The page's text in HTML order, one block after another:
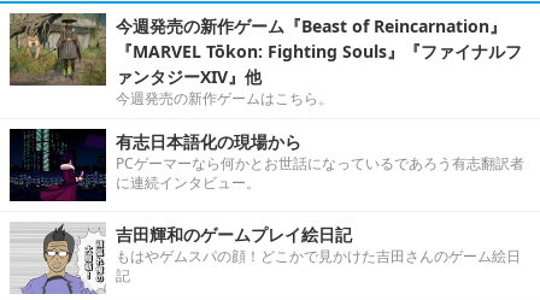
今週発売の新作ゲーム『Beast of Reincarnation』
『MARVEL Tōkon: Fighting Souls』『ファイナルフ
ァンタジーXIV』他
今週発売の新作ゲームはこちら。
有志日本語化の現場から
PCゲーマーなら何かとお世話になっているであろう有志翻訳者
に連続インタビュー。
吉田輝和のゲームプレイ絵日記
もはやゲムスパの顔！どこかで見かけた吉田さんのゲーム絵日
記